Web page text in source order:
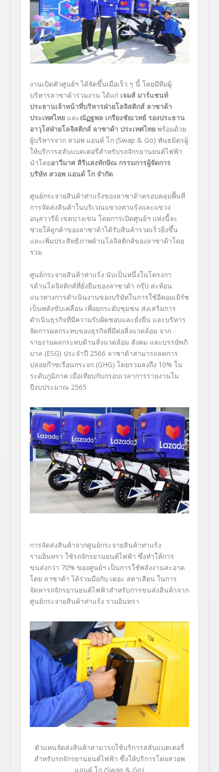
งานเปิดตัวศูนย์ฯ ได้จัดขึ้นเมื่อเร็ว ๆ นี้ โดยมีทีมผู้
บริหารลาซาด้าร่วมงาน ได้แก่ เจมส์ มาร์แชนท์
ประธานเจ้าหน้าที่บริหารฝ่ายโลจิสติกส์ ลาซาด้า
ประเทศไทย และณัฏฐพล เกรียงชัยเวทย์ รองประธาน
อาวุโสฝ่ายโลจิสติกส์ ลาซาด้า ประเทศไทย พร้อมด้วย
ผู้บริหารจาก สวอพ แอนด์ โก (Swap & Go) พันธมิตรผู้
ให้บริการสลับแบตเตอรี่สำหรับรถจักรยานยนต์ไฟฟ้า
นำโดยอาวีมาศ สิริแสงทักษิณ กรรมการผู้จัดการ
บริษัท สวอพ แอนด์ โก จำกัด
ศูนย์กระจายสินค้าท่าแร้งของลาซาด้าครอบคลุมพื้นที่
การจัดส่งสินค้าในบริเวณแขวงท่าแร้งและแขวง
อนุสาวรีย์ เขตบางเขน โดยการเปิดศูนย์ฯ แห่งนี้จะ
ช่วยให้ลูกค้าของลาซาด้าได้รับสินค้ารวดเร็วยิ่งขึ้น
และเพิ่มประสิทธิภาพด้านโลจิสติกส์ของลาซาด้าโดย
รวม
ศูนย์กระจายสินค้าท่าแร้ง นับเป็นหนึ่งในโครงกา
รด้านโลจิสติกส์ที่ยั่งยืนของลาซาด้า กรุ๊ป สะท้อน
แนวทางการดำเนินงานของบริษัทในการใช้อีคอมเมิร์ซ
เป็นพลังขับเคลื่อน เพื่อยกระดับชุมชน ส่งเสริมการ
ดำเนินธุรกิจที่มีความรับผิดชอบและยั่งยืน และบริหาร
จัดการผลกระทบของธุรกิจที่มีต่อสิ่งแวดล้อม จาก
รายงานผลกระทบด้านสิ่งแวดล้อม สังคม และบรรษัทภิ
บาล (ESG) ประจำปี 2566 ลาซาด้าสามารถลดการ
ปล่อยก๊าซเรือนกระจก (GHG) โดยรวมลงถึง 10% ใน
ระดับภูมิภาค เมื่อเทียบกับกรอบเวลาการรายงานใน
ปีงบประมาณ 2565
การจัดส่งสินค้าจากศูนย์กระจายสินค้าท่าแร้ง
รามอินทรา ใช้รถจักรยานยนต์ไฟฟ้า ซึ่งทำให้การ
ขนส่งกว่า 70% ของศูนย์ฯ เป็นการใช้พลังงานสะอาด
โดย ลาซาด้า ได้ร่วมมือกับ เดอะ สตาเลียน ในการ
จัดหารถจักรยานยนต์ไฟฟ้าสำหรับการขนส่งสินค้าจาก
ศูนย์กระจายสินค้าท่าแร้ง รามอินทรา
ตัวแทนจัดส่งสินค้าสามารถใช้บริการสลับแบตเตอรี่
สำหรับรถจักรยานยนต์ไฟฟ้า ซึ่งให้บริการโดยสวอพ
แอนด์ โก (Swap & Go)